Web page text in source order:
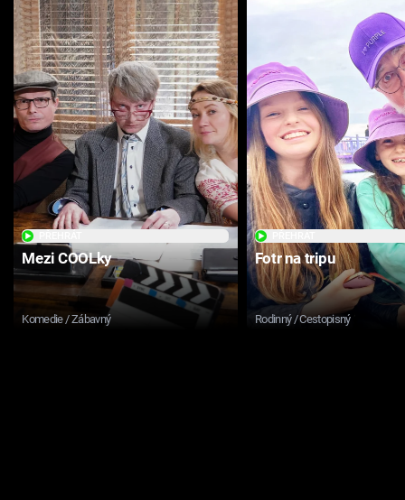
Mezi COOLky
Komedie / Zábavný
Fotr na tripu
Rodinný / Cestopisný